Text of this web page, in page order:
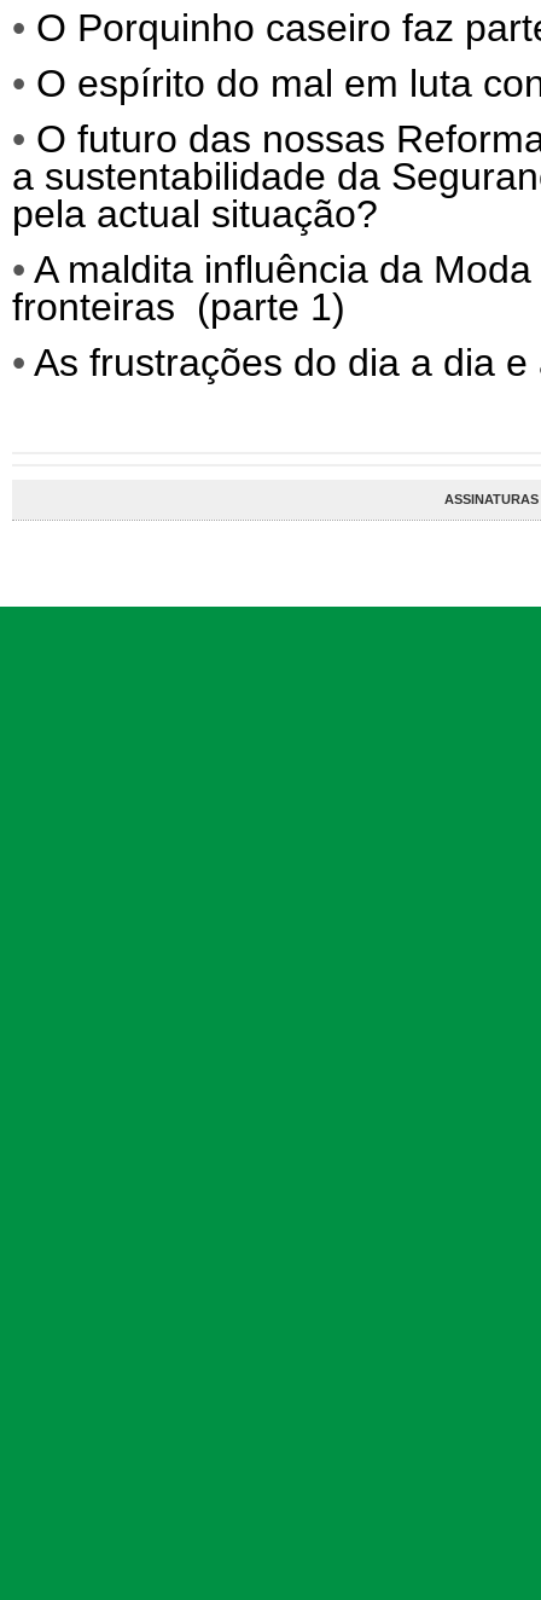
• O Porquinho caseiro faz
• O espírito do mal em luta
• O futuro das nossas
a sustentabilidade da
pela actual situação?
• A maldita influência da
fronteiras (parte 1)
• As frustrações do dia a dia
ASSINATURAS